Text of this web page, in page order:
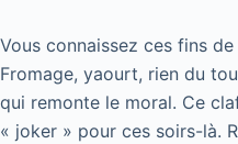
Vous connaissez ces fins
Fromage, yaourt, rien du
qui remonte le moral. Ce
« joker » pour ces soirs-là.